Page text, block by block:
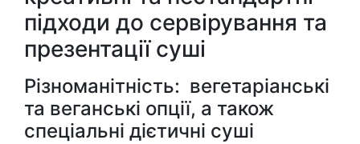
підходи до сервірування та
презентації суші
Різноманітність: вегетаріанські
та веганські опції, а також
спеціальні дієтичні суші